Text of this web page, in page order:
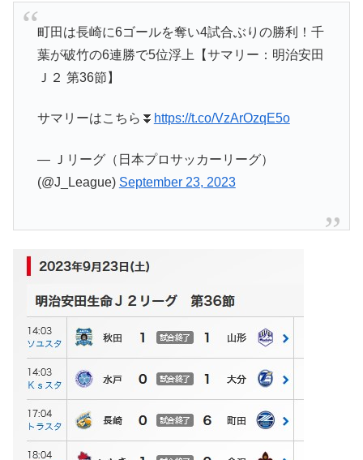
町田は長崎に6ゴールを奪い4試合ぶりの勝利！千
葉が破竹の6連勝で5位浮上【サマリー：明治安田
Ｊ２ 第36節】
サマリーはこちら⏬ https://t.co/VzArOzqE5o
— Ｊリーグ（日本プロサッカーリーグ）
(@J_League) September 23, 2023